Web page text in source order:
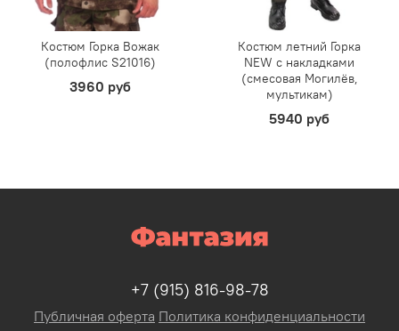
Костюм Горка Вожак
(полофлис S21016)
3960 руб
Костюм летний Горка
NEW с накладками
(смесовая Могилёв,
мультикам)
5940 руб
+7 (915) 816-98-78
Публичная оферта Политика конфиденциальности